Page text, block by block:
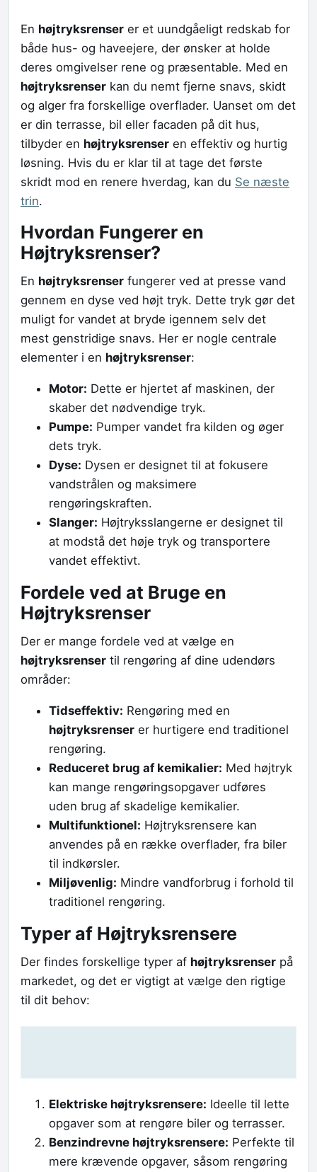
En højtryksrenser er et uundgåeligt redskab for
både hus- og haveejere, der ønsker at holde
deres omgivelser rene og præsentable. Med en
højtryksrenser kan du nemt fjerne snavs, skidt
og alger fra forskellige overflader. Uanset om det
er din terrasse, bil eller facaden på dit hus,
tilbyder en højtryksrenser en effektiv og hurtig
løsning. Hvis du er klar til at tage det første
skridt mod en renere hverdag, kan du Se næste
trin.
Hvordan Fungerer en
Højtryksrenser?
En højtryksrenser fungerer ved at presse vand
gennem en dyse ved højt tryk. Dette tryk gør det
muligt for vandet at bryde igennem selv det
mest genstridige snavs. Her er nogle centrale
elementer i en højtryksrenser:
Motor: Dette er hjertet af maskinen, der
skaber det nødvendige tryk.
Pumpe: Pumper vandet fra kilden og øger
dets tryk.
Dyse: Dysen er designet til at fokusere
vandstrålen og maksimere
rengøringskraften.
Slanger: Højtryksslangerne er designet til
at modstå det høje tryk og transportere
vandet effektivt.
Fordele ved at Bruge en
Højtryksrenser
Der er mange fordele ved at vælge en
højtryksrenser til rengøring af dine udendørs
områder:
Tidseffektiv: Rengøring med en
højtryksrenser er hurtigere end traditionel
rengøring.
Reduceret brug af kemikalier: Med højtryk
kan mange rengøringsopgaver udføres
uden brug af skadelige kemikalier.
Multifunktionel: Højtryksrensere kan
anvendes på en række overflader, fra biler
til indkørsler.
Miljøvenlig: Mindre vandforbrug i forhold til
traditionel rengøring.
Typer af Højtryksrensere
Der findes forskellige typer af højtryksrenser på
markedet, og det er vigtigt at vælge den rigtige
til dit behov:
Elektriske højtryksrensere: Ideelle til lette
opgaver som at rengøre biler og terrasser.
Benzindrevne højtryksrensere: Perfekte til
mere krævende opgaver, såsom rengøring